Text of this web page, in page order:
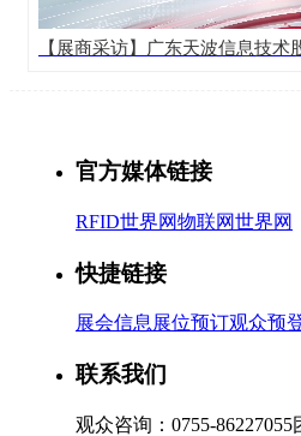
【展商采访】广东天波信息技术
官方媒体链接
RFID世界网物联网世界网
快捷链接
展会信息 展位预订观众预
联系我们
观众咨询：0755-86227055